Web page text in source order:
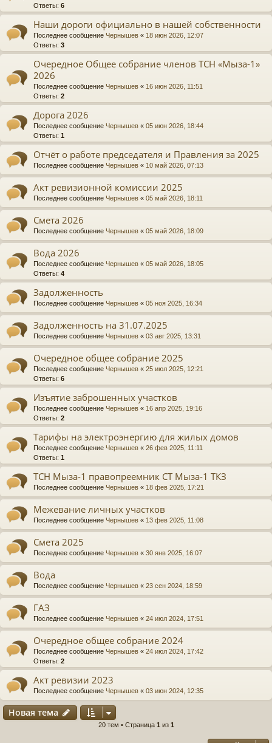
Ответы: 6
Наши дороги официально в нашей собственности
Последнее сообщение Чернышев « 18 июн 2026, 12:07
Ответы: 3
Очередное Общее собрание членов ТСН «Мыза-1»
2026
Последнее сообщение Чернышев « 16 июн 2026, 11:51
Ответы: 2
Дорога 2026
Последнее сообщение Чернышев « 05 июн 2026, 18:44
Ответы: 1
Отчёт о работе председателя и Правления за 2025
Последнее сообщение Чернышев « 10 май 2026, 07:13
Акт ревизионной комиссии 2025
Последнее сообщение Чернышев « 05 май 2026, 18:11
Смета 2026
Последнее сообщение Чернышев « 05 май 2026, 18:09
Вода 2026
Последнее сообщение Чернышев « 05 май 2026, 18:05
Ответы: 4
Задолженность
Последнее сообщение Чернышев « 05 ноя 2025, 16:34
Задолженность на 31.07.2025
Последнее сообщение Чернышев « 03 авг 2025, 13:31
Очередное общее собрание 2025
Последнее сообщение Чернышев « 25 июл 2025, 12:21
Ответы: 6
Изъятие заброшенных участков
Последнее сообщение Чернышев « 16 апр 2025, 19:16
Ответы: 2
Тарифы на электроэнергию для жилых домов
Последнее сообщение Чернышев « 26 фев 2025, 11:11
Ответы: 1
ТСН Мыза-1 правопреемник СТ Мыза-1 ТКЗ
Последнее сообщение Чернышев « 18 фев 2025, 17:21
Межевание личных участков
Последнее сообщение Чернышев « 13 фев 2025, 11:08
Смета 2025
Последнее сообщение Чернышев « 30 янв 2025, 16:07
Вода
Последнее сообщение Чернышев « 23 сен 2024, 18:59
ГАЗ
Последнее сообщение Чернышев « 24 июл 2024, 17:51
Очередное общее собрание 2024
Последнее сообщение Чернышев « 24 июл 2024, 17:42
Ответы: 2
Акт ревизии 2023
Последнее сообщение Чернышев « 03 июн 2024, 12:35
Новая тема
20 тем • Страница 1 из 1